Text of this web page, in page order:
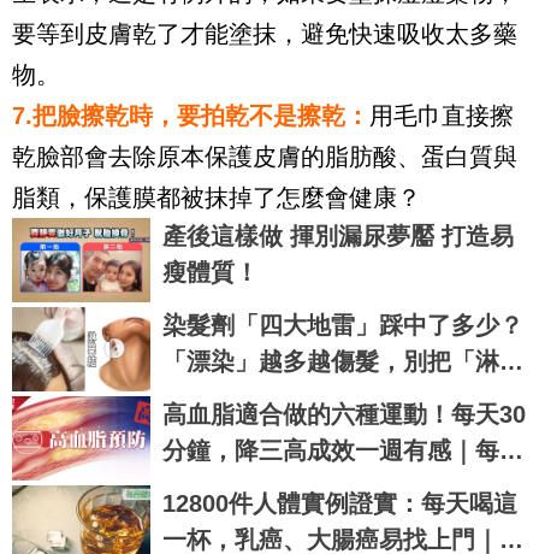
要等到皮膚乾了才能塗抹，避免快速吸收太多藥
物。
7.把臉擦乾時，要拍乾不是擦乾： 用毛巾直接擦
乾臉部會去除原本保護皮膚的脂肪酸、蛋白質與
脂類，保護膜都被抹掉了怎麼會健康？
產後這樣做 揮別漏尿夢靨 打造易
瘦體質！
染髮劑「四大地雷」踩中了多少？
「漂染」越多越傷髮，別把「淋巴
癌」染上身！｜每日健康Health
高血脂適合做的六種運動！每天30
分鐘，降三高成效一週有感｜每日
健康 Health
12800件人體實例證實：每天喝這
一杯，乳癌、大腸癌易找上門｜每